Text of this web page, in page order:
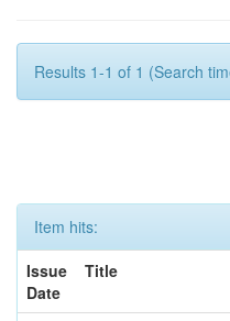
Results 1-1 of 1 (Search
Item hits:
Issue
Date
Title